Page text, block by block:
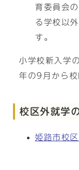
育委員会
る学校以
す。
小学校新入学
年の9月から校
校区外就学
姫路市校